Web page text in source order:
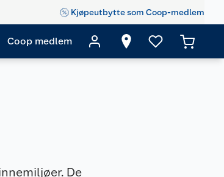
Kjøpeutbytte som Coop-medlem
Coop medlem
De